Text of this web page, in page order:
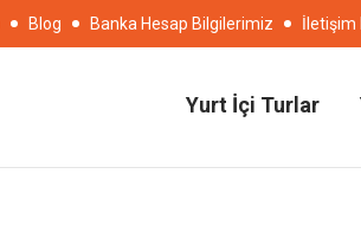
Blog Banka Hesap Bilgilerimiz İletişim
Yurt İçi Turlar